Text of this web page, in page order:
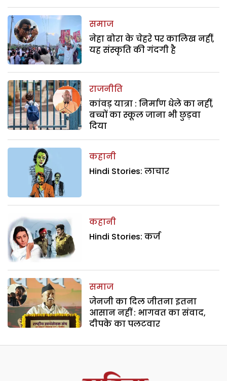
समाज
नेहा बोरा के चेहरे पर कालिख नहीं,
यह संस्कृति की गंदगी है
राजनीति
कांवड़ यात्रा : निर्माण धेले का नहीं,
बच्चों का स्कूल जाना भी छुड़वा
दिया
कहानी
Hindi Stories: लाचार
कहानी
Hindi Stories: कर्ज
समाज
जेनजी का दिल जीतना इतना
आसान नहीं : भागवत का संवाद,
दीपके का पलटवार